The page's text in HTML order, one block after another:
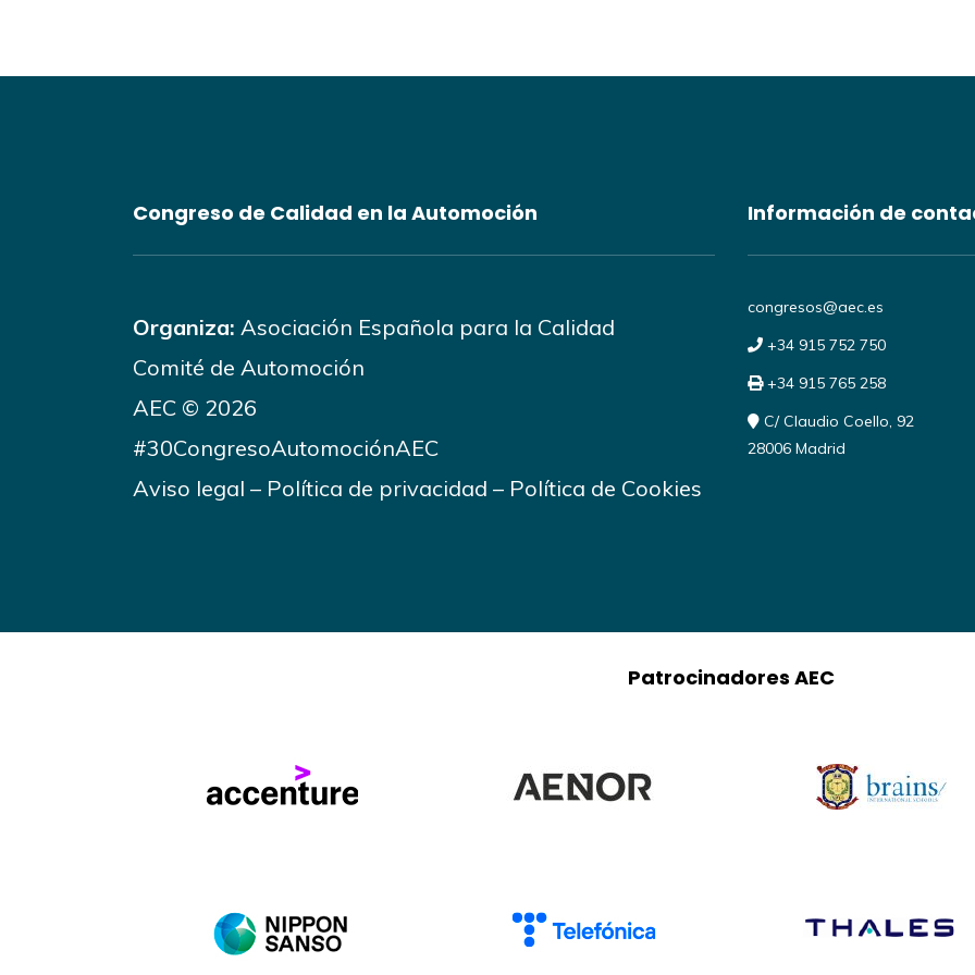
Congreso de Calidad en la Automoción
Organiza: Asociación Española para la Calidad
Comité de Automoción
AEC © 2026
#30CongresoAutomociónAEC
Aviso legal – Política de privacidad – Política de Cookies
Información de
congresos@aec.es
+34 915 752 750
+34 915 765 258
C/ Claudio Coello, 92
28006 Madrid
Patrocinadores AEC